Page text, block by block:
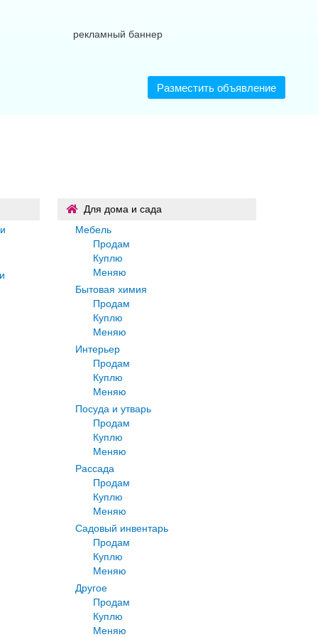
Разместить объявление
Для дома и сада
Мебель
Продам
Куплю
Меняю
Бытовая химия
Продам
Куплю
Меняю
Интерьер
Продам
Куплю
Меняю
Посуда и утварь
Продам
Куплю
Меняю
Рассада
Продам
Куплю
Меняю
Садовый инвентарь
Продам
Куплю
Меняю
Другое
Продам
Куплю
Меняю